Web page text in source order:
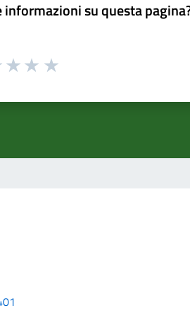
informazioni su questa